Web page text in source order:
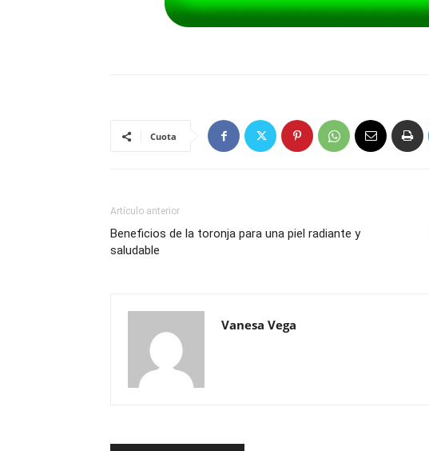
Cuota
Artículo anterior
Beneficios de la toronja para una piel radiante y
saludable
Vanesa Vega